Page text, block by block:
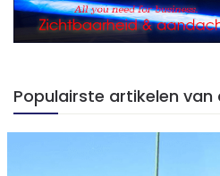
Populairste artikelen van